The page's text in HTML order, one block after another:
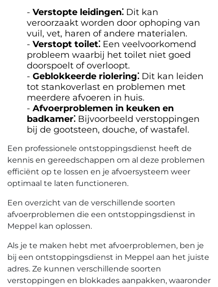
Verstopte leidingen⁚ Dit kan
veroorzaakt worden door ophoping van
vuil, vet, haren of andere materialen.​
Verstopt toilet⁚ Een veelvoorkomend
probleem waarbij het toilet niet goed
doorspoelt of overloopt.​
Geblokkeerde riolering⁚ Dit kan leiden
tot stankoverlast en problemen met
meerdere afvoeren in huis.​
Afvoerproblemen in keuken en
badkamer⁚ Bijvoorbeeld verstoppingen
bij de gootsteen, douche, of wastafel.​
Een professionele ontstoppingsdienst heeft de
kennis en gereedschappen om al deze problemen
efficiënt op te lossen en je afvoersysteem weer
optimaal te laten functioneren.​
Een overzicht van de verschillende soorten
afvoerproblemen die een ontstoppingsdienst in
Meppel kan oplossen.​
Als je te maken hebt met afvoerproblemen, ben je
bij een ontstoppingsdienst in Meppel aan het juiste
adres.​ Ze kunnen verschillende soorten
verstoppingen en blokkades aanpakken, waaronder